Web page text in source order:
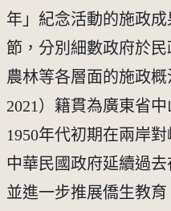
年」紀念活動的施政
節，分別細數政府於
農林等各層面的施政
2021）籍貫為廣東省
1950年代初期在兩岸
中華民國政府延續過
並進一步推展僑生教